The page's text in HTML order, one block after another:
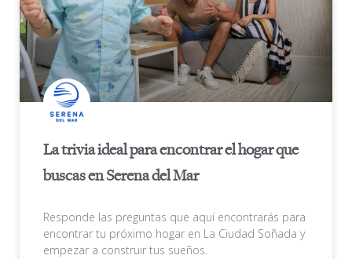
La trivia ideal para encontrar el hogar que
buscas en Serena del Mar
Responde las preguntas que aquí encontrarás para
encontrar tu próximo hogar en La Ciudad Soñada y
empezar a construir tus sueños.